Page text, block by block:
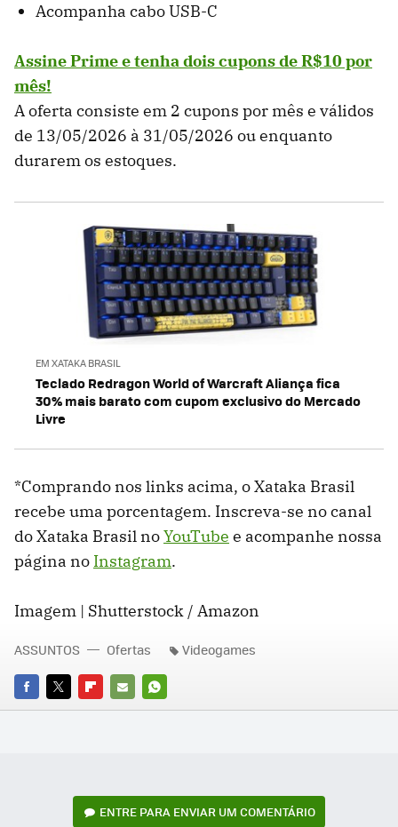
Acompanha cabo USB-C
Assine Prime e tenha dois cupons de R$10 por
mês!
A oferta consiste em 2 cupons por mês e válidos
de 13/05/2026 à 31/05/2026 ou enquanto
durarem os estoques.
EM XATAKA BRASIL
Teclado Redragon World of Warcraft Aliança fica
30% mais barato com cupom exclusivo do Mercado
Livre
*Comprando nos links acima, o Xataka Brasil
recebe uma porcentagem. Inscreva-se no canal
do Xataka Brasil noYouTube e acompanhe nossa
página no Instagram.
Imagem | Shutterstock / Amazon
FACEBOOK
TWITTERFLIPBOARD
E-
WHATSAPP
ASSUNTOS Ofertas Videogames
ENTRE PARA ENVIAR UM COMENTÁRIO